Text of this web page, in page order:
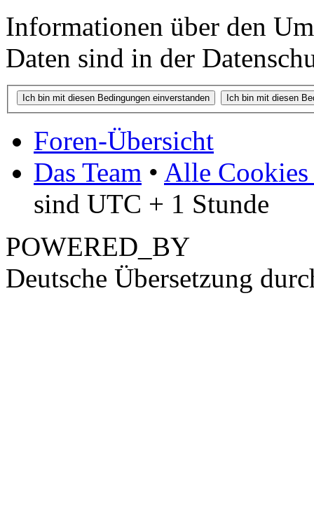
Informationen über den
Daten sind in der
Foren-Übersicht
Das Team • Alle Cookies
sind UTC + 1 Stunde
POWERED_BY
Deutsche Übersetzung